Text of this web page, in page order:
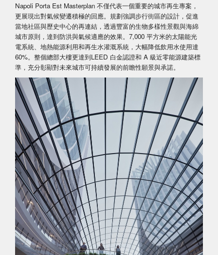
Napoli Porta Est Masterplan 不僅代表一個重要的城市再生專案，
更展現出對氣候變遷積極的回應。規劃強調步行街區的設計，促進
當地社區與歷史中心的再連結，透過豐富的生物多樣性景觀與海綿
城市原則，達到防洪與氣候適應的效果。7,000 平方米的太陽能光
電系統、地熱能源利用和再生水灌溉系統，大幅降低飲用水使用達
60%。整個總部大樓更達到LEED 白金認證和 A 級近零能源建築標
準，充分彰顯對未來城市可持續發展的前瞻性願景與承諾。